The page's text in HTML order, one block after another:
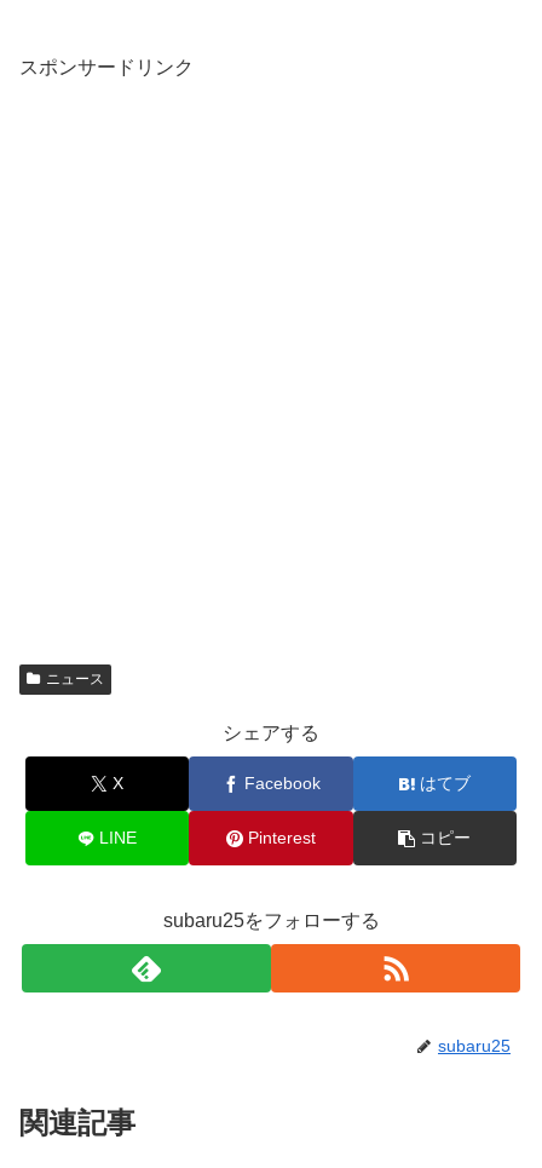
スポンサードリンク
ニュース
シェアする
X Facebook はてブ
LINE Pinterest コピー
subaru25をフォローする
subaru25
関連記事